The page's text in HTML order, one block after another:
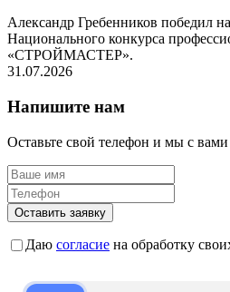
Александр Гребенников победил
Национального конкурса
«СТРОЙМАСТЕР».
31.07.2026
Напишите нам
Оставьте свой телефон и мы с
Оставить заявку
Даю согласие на обработку